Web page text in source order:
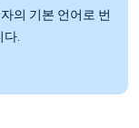
의 기본 언어로 번
.